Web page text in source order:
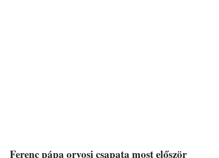
Ferenc pápa orvosi csapata most először